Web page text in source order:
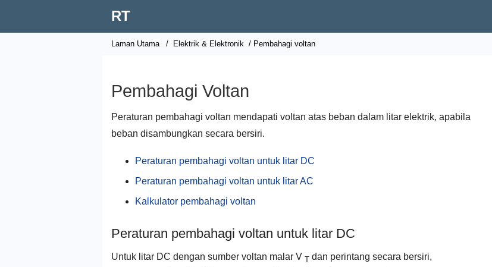
RT
Laman Utama / Elektrik & Elektronik / Pembahagi voltan
Pembahagi Voltan
Peraturan pembahagi voltan mendapati voltan atas beban dalam litar elektrik, apabila
beban disambungkan secara bersiri.
Peraturan pembahagi voltan untuk litar DC
Peraturan pembahagi voltan untuk litar AC
Kalkulator pembahagi voltan
Peraturan pembahagi voltan untuk litar DC
Untuk litar DC dengan sumber voltan malar V T dan perintang secara bersiri,